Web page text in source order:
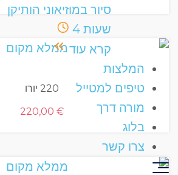
סיור במוזיאוני הותיקן
שעות 4
קרא עוד
המלצות
טיפים למטייל
מורה דרך
בלוג
צרו קשר
220 יורו
220,00 €